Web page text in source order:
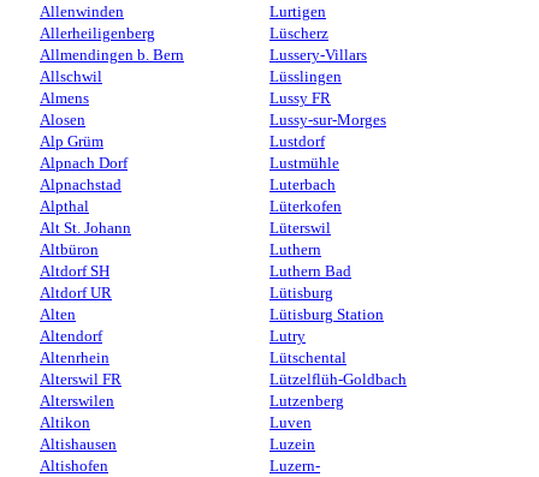
Allenwinden
Allerheiligenberg
Allmendingen b. Bern
Allschwil
Almens
Alosen
Alp Grüm
Alpnach Dorf
Alpnachstad
Alpthal
Alt St. Johann
Altbüron
Altdorf SH
Altdorf UR
Alten
Altendorf
Altenrhein
Alterswil FR
Alterswilen
Altikon
Altishausen
Altishofen
Lurtigen
Lüscherz
Lussery-Villars
Lüsslingen
Lussy FR
Lussy-sur-Morges
Lustdorf
Lustmühle
Luterbach
Lüterkofen
Lüterswil
Luthern
Luthern Bad
Lütisburg
Lütisburg Station
Lutry
Lütschental
Lützelflüh-Goldbach
Lutzenberg
Luven
Luzein
Luzern-